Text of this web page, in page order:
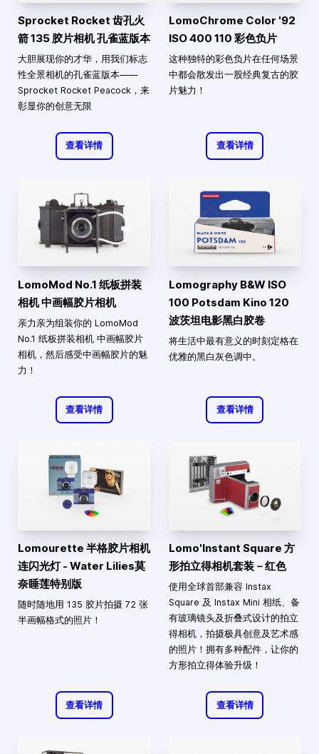
Sprocket Rocket 齿孔火
箭 135 胶片相机 孔雀蓝版本
大胆展现你的才华，用我们标志
性全景相机的孔雀蓝版本——
Sprocket Rocket Peacock，来
彰显你的创意无限
查看详情
LomoChrome Color '92
ISO 400 110 彩色负片
这种独特的彩色负片在任何场景
中都会散发出一股经典复古的胶
片魅力！
查看详情
LomoMod No.1 纸板拼装
相机 中画幅胶片相机
亲力亲为组装你的 LomoMod
No.1 纸板拼装相机 中画幅胶片
相机，然后感受中画幅胶片的魅
力！
查看详情
Lomography B&W ISO
100 Potsdam Kino 120
波茨坦电影黑白胶卷
将生活中最有意义的时刻定格在
优雅的黑白灰色调中。
查看详情
Lomourette 半格胶片相机
连闪光灯 - Water Lilies莫
奈睡莲特别版
随时随地用 135 胶片拍摄 72 张
半画幅格式的照片！
查看详情
Lomo'Instant Square 方
形拍立得相机套装－红色
使用全球首部兼容 Instax
Square 及 Instax Mini 相纸、备
有玻璃镜头及折叠式设计的拍立
得相机，拍摄极具创意及艺术感
的照片！拥有多种配件，让你的
方形拍立得体验升级！
查看详情